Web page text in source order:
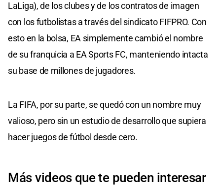
LaLiga), de los clubes y de los contratos de imagen
con los futbolistas a través del sindicato FIFPRO. Con
esto en la bolsa, EA simplemente cambió el nombre
de su franquicia a EA Sports FC, manteniendo intacta
su base de millones de jugadores.
La FIFA, por su parte, se quedó con un nombre muy
valioso, pero sin un estudio de desarrollo que supiera
hacer juegos de fútbol desde cero.
Más videos que te pueden interesar